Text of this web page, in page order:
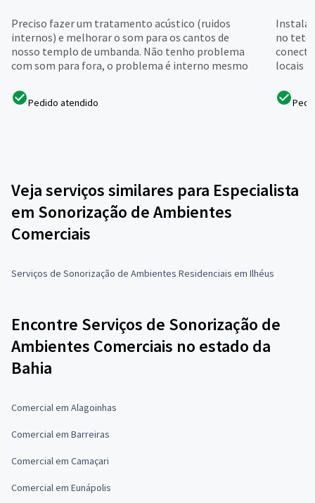
Preciso fazer um tratamento acústico (ruidos
internos) e melhorar o som para os cantos de
nosso templo de umbanda. Não tenho problema
com som para fora, o problema é interno mesmo
Pedido atendido
no teto
locais
Veja serviços similares para Especialista
em Sonorização de Ambientes
Comerciais
Serviços de Sonorização de Ambientes Residenciais em Ilhéus
Encontre Serviços de Sonorização de
Ambientes Comerciais no estado da
Bahia
Comercial em Alagoinhas
Comercial em Barreiras
Comercial em Camaçari
Comercial em Eunápolis